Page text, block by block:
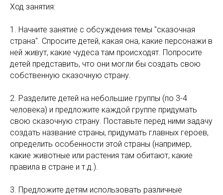
Ход занятия:
1. Начните занятие с обсуждения темы "сказочная
страна". Спросите детей, какая она, какие персонажи в
ней живут, какие чудеса там происходят. Попросите
детей представить, что они могли бы создать свою
собственную сказочную страну.
2. Разделите детей на небольшие группы (по 3-4
человека) и предложите каждой группе придумать
свою сказочную страну. Поставьте перед ними задачу
создать название страны, придумать главных героев,
определить особенности этой страны (например,
какие животные или растения там обитают, какие
правила в стране и т.д.).
3. Предложите детям использовать различные